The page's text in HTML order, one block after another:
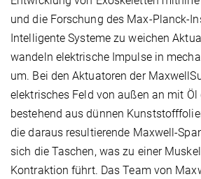
und die Forschung des Max-Planck-
Intelligente Systeme zu weichen
wandeln elektrische Impulse in
um. Bei den Aktuatoren der
elektrisches Feld von außen an mit Öl
bestehend aus dünnen
die daraus resultierende Maxwell-
sich die Taschen, was zu einer
Kontraktion führt. Das Team von